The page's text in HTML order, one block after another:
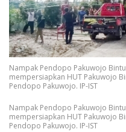
Nampak Pendopo Pakuwojo
mempersiapkan HUT Pakuwojo
Pendopo Pakuwojo. IP-IST
Nampak Pendopo Pakuwojo
mempersiapkan HUT Pakuwojo
Pendopo Pakuwojo. IP-IST